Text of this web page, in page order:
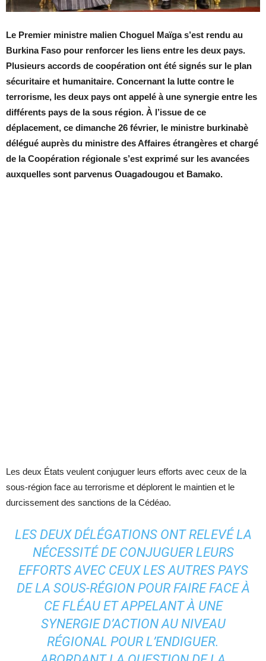
Le Premier ministre malien Choguel Maïga s’est rendu au
Burkina Faso pour renforcer les liens entre les deux pays.
Plusieurs accords de coopération ont été signés sur le plan
sécuritaire et humanitaire. Concernant la lutte contre le
terrorisme, les deux pays ont appelé à une synergie entre les
différents pays de la sous région. À l’issue de ce
déplacement, ce dimanche 26 février, le ministre burkinabè
délégué auprès du ministre des Affaires étrangères et chargé
de la Coopération régionale s’est exprimé sur les avancées
auxquelles sont parvenus Ouagadougou et Bamako.
Les deux États veulent conjuguer leurs efforts avec ceux de la
sous-région face au terrorisme et déplorent le maintien et le
durcissement des sanctions de la Cédéao.
LES DEUX DÉLÉGATIONS ONT RELEVÉ LA
NÉCESSITÉ DE CONJUGUER LEURS
EFFORTS AVEC CEUX LES AUTRES PAYS
DE LA SOUS-RÉGION POUR FAIRE FACE À
CE FLÉAU ET APPELANT À UNE
SYNERGIE D’ACTION AU NIVEAU
RÉGIONAL POUR L’ENDIGUER.